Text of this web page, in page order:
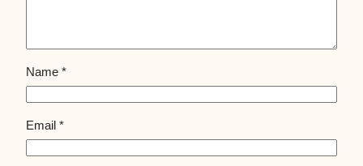
Name *
Email *